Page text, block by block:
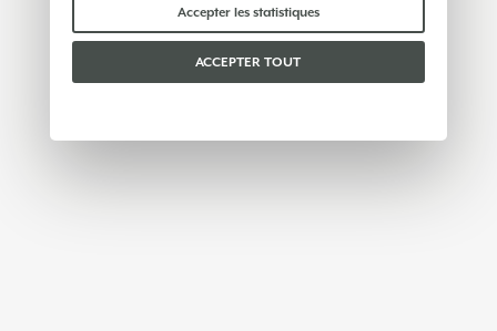
personnelle avec des tiers. Pour en savoir plus,
vous pouvez consulter notrepolitique en matière
Veuillez choisir les cookies que vous acceptez :
Accepter les statistiques
ACCEPTER TOUT